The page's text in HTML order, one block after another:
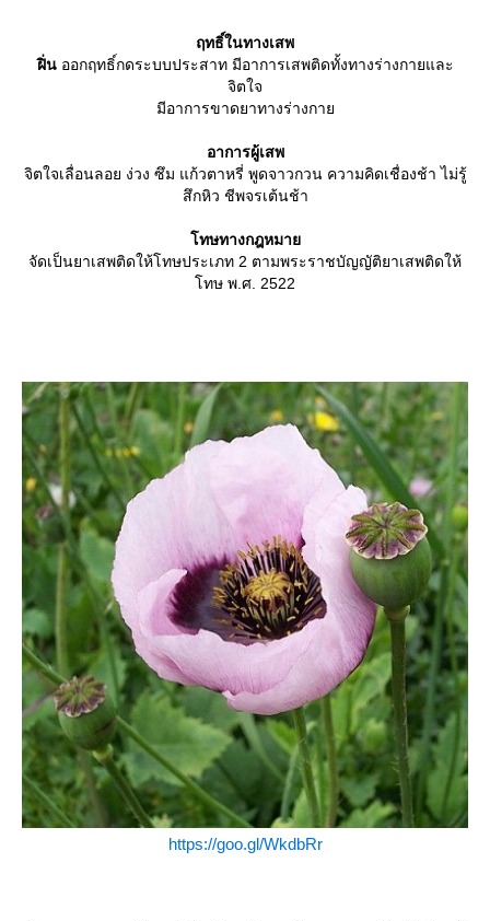
ฤทธิ์ในทางเสพ
ฝิ่น ออกฤทธิ์กดระบบประสาท มีอาการเสพติดทั้งทางร่างกายและ
จิตใจ
มีอาการขาดยาทางร่างกา
อาการผู้เสพ
จิตใจเลื่อนลอย ง่วง ซึม แก้วตาหรี่ พูดจาวกวน ความคิดเชื่องช้า ไม่รู้
สึกหิว ชีพจรเต้นช้า
ทษทางกฎหมา
จัดเป็นยาเสพติดให้โทษประเภท 2 ตามพระราชบัญญัติยาเสพติดให้
ทษ พ.ศ. 2522
https://goo.gl/WkdbRr